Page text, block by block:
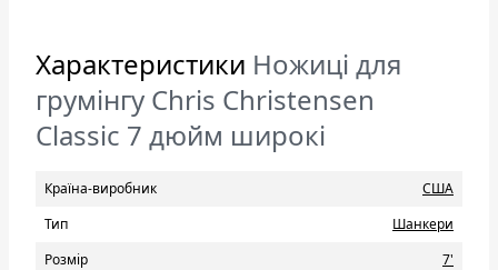
Характеристики Ножиці для
грумінгу Chris Christensen
Classic 7 дюйм широкі
Країна-виробник
США
Тип
Шанкери
Розмір
7'